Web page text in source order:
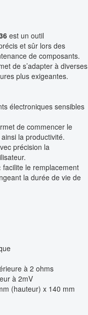
est un outil
et sûr lors des
de composants.
de s’adapter à diverses
plus exigeantes.
électroniques sensibles
de commencer le
la productivité.
précision la
facilite le remplacement
la durée de vie de
à 2 ohms
à 2mV
(hauteur) x 140 mm